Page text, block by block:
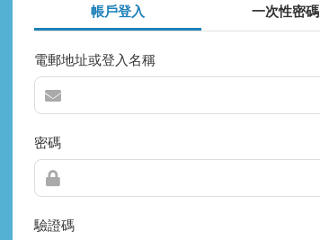
帳戶登入 一次性密碼
電郵地址或登入名稱
密碼
驗證碼